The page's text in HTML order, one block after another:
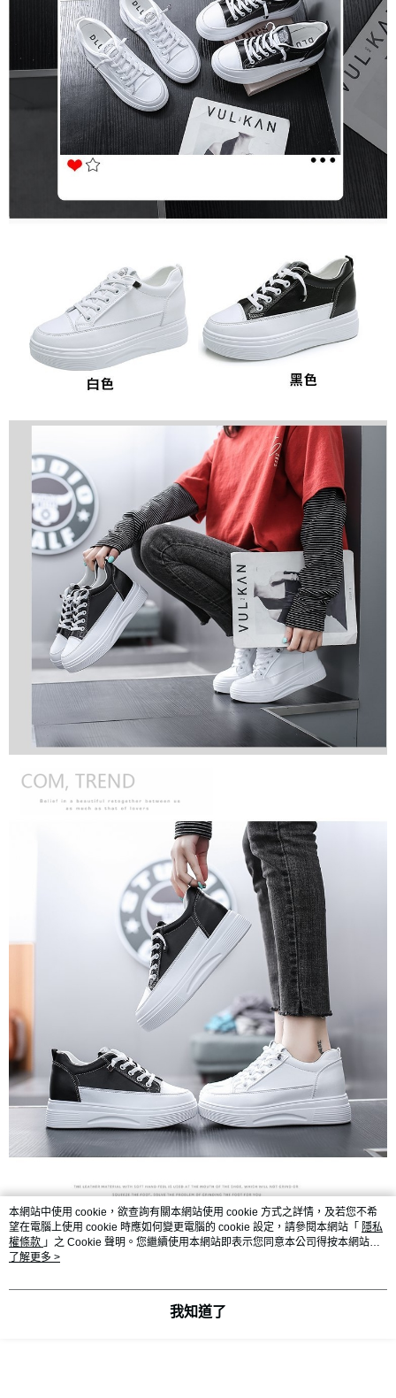
本網站中使用 cookie，欲查詢有關本網站使用 cookie 方式之詳情，及若您不希
望在電腦上使用 cookie 時應如何變更電腦的 cookie 設定，請參閱本網站「 隱私
權條款 」之 Cookie 聲明。您繼續使用本網站即表示您同意本公司得按本網站使
用條款之 Cookie 聲明使用 cookie。
了解更多 >
我知道了